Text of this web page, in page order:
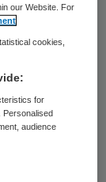
ASP.
en
our Website. For
cookies,
for
Personalised
audience